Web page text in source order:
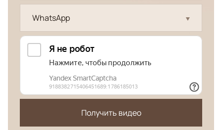
WhatsApp
Получить видео